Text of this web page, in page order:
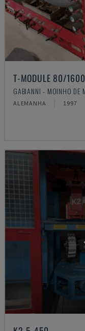
T-MODULE 80/1600
GABIANNI - MOINHO DE
ALEMANHA 1997